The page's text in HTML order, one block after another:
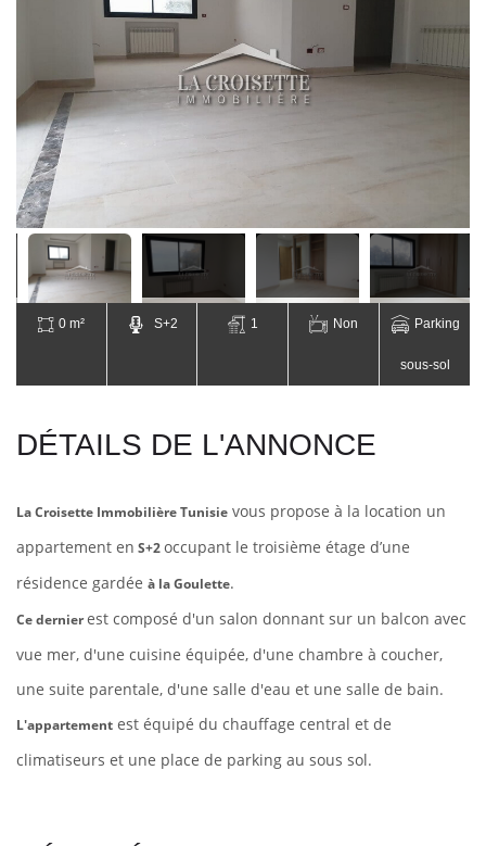
0 m² S+2 1 Non Parking
sous-sol
DÉTAILS DE L'ANNONCE
La Croisette Immobilière Tunisie vous propose à la location un
appartement en S+2occupant le troisième étage d’une
résidence gardée à la Goulette.
Ce dernierest composé d'un salon donnant sur un balcon avec
vue mer, d'une cuisine équipée, d'une chambre à coucher,
une suite parentale, d'une salle d'eau et une salle de bain.
L'appartement est équipé du chauffage central et de
climatiseurs et une place de parking au sous sol.